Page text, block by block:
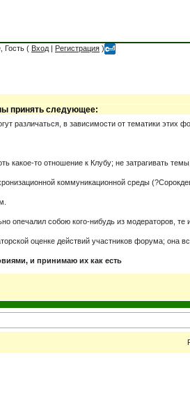
Гость ( Вход | Регистрация )
принять следующее:
различаться, в зависимости от тематики
то отношение к Клубу; не затрагивать
коммуникационной среды
опечалил собою кого-нибудь из модераторов,
оценке действий участников форума; она
и принимаю их как есть